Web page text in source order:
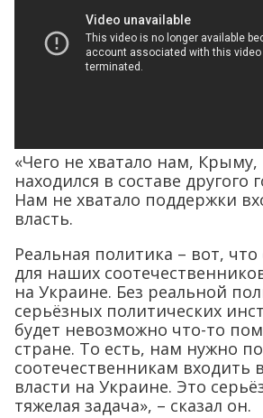
«Чего не хватало нам, Крыму,
находился в составе другого
Нам не хватало поддержки
власть.
Реальная политика – вот,
для наших
на Украине. Без реальной
серьёзных политических
будет невозможно что-то
стране. То есть, нам нужно
соотечественникам входить
власти на Украине. Это
тяжелая задача», – сказал он.